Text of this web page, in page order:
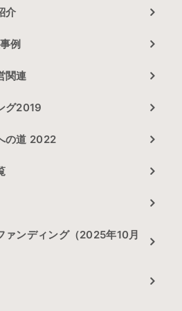
介
例
関連
グ2019
の道 2022
ァンディング（2025年10月